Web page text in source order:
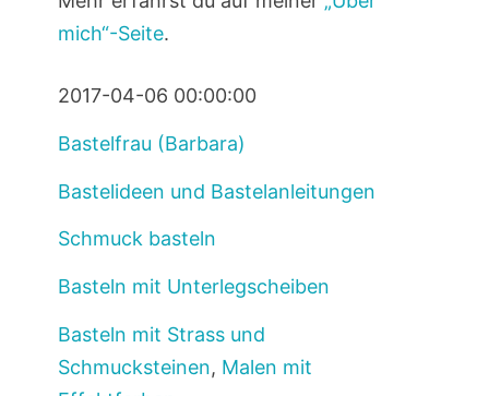
mich“-Seite.
2017-04-06 00:00:00
Bastelfrau (Barbara)
Bastelideen und Bastelanleitungen
Schmuck basteln
Basteln mit Unterlegscheiben
Basteln mit Strass und
Schmucksteinen, Malen mit